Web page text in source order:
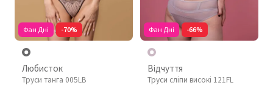
Фан Дні -70%
Любисток
Труси танга 005LB
Фан Дні -66%
Відчуття
Труси сліпи високі 121FL